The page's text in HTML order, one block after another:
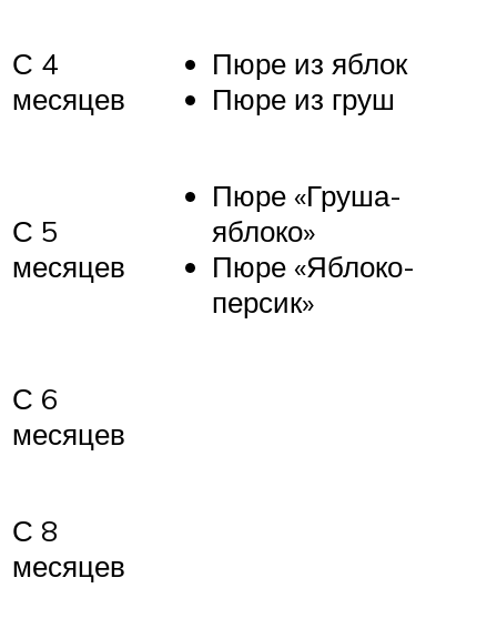
С 4
месяцев
Пюре из яблок
Пюре из груш
С 5
месяцев
Пюре «Груша-
яблоко»
Пюре «Яблоко-
персик»
С 6
месяцев
С 8
месяцев